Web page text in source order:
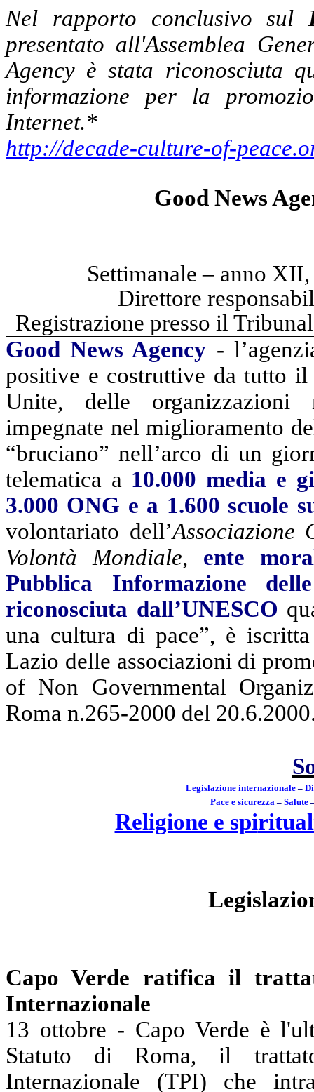
Nel rapporto conclusivo sul
presentato all'Assemblea
Agency è stata riconosciuta
informazione per la
Internet.*
http://decade-culture-of-
Good News
Settimanale – anno
Direttore
Registrazione presso il
Good News Agency -
positive e costruttive da tutto
Unite, delle organizzazioni
impegnate nel miglioramento
“bruciano” nell’arco di un
telematica a 10.000 media e
3.000 ONG e a 1.600 scuole
volontariato dell’Associazione
Volontà Mondiale, ente
Pubblica Informazione
riconosciuta dall’UNESCO
una cultura di pace”, è
Lazio delle associazioni di
of Non Governmental
Roma n.265-2000 del
Legislazione internazionale–
Pace e sicurezza – Salute
Religione e spir
Capo Verde ratifica il
Internazionale
13 ottobre - Capo Verde è
Statuto di Roma, il
Internazionale (TPI) che